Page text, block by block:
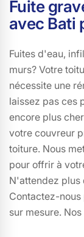
Fuite
avec Bati
Fuites d'eau,
murs? Votre
nécessite une
laissez pas ces
encore plus
votre couvreur
toiture. Nous
pour offrir à
N'attendez plus
Contactez-
sur mesure.